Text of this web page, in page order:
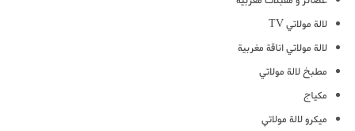
لالة مولاتي TV
لالة مولاتي اناقة مغربية
مطبخ لالة مولاتي
مكياج
ميكرو لالة مولاتي